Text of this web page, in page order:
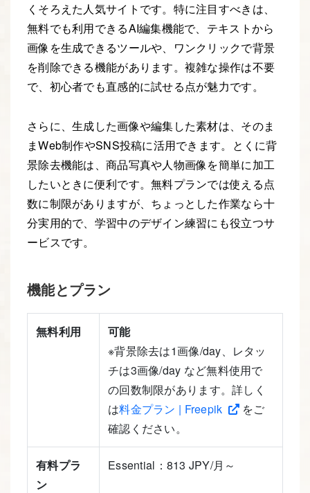
くそろえた人気サイトです。特に注目すべきは、
無料でも利用できるAI編集機能で、テキストから
画像を生成できるツールや、ワンクリックで背景
を削除できる機能があります。複雑な操作は不要
で、初心者でも直感的に試せる点が魅力です。
さらに、生成した画像や編集した素材は、そのま
まWeb制作やSNS投稿に活用できます。とくに背
景除去機能は、商品写真や人物画像を簡単に加工
したいときに便利です。無料プランでは使える点
数に制限がありますが、ちょっとした作業なら十
分実用的で、学習中のデザイン練習にも役立つサ
ービスです。
機能とプラン
無料利用
可能
※背景除去は1画像/day、レタッ
チは3画像/day など無料使用で
の回数制限があります。詳しく
は料金プラン | Freepik
をご
確認ください。
有料プラ
ン
Essential：813 JPY/月～